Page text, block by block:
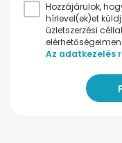
Hozzájárulok,
hírlevel(ek)et
üzletszerzési
Az adatkezelés